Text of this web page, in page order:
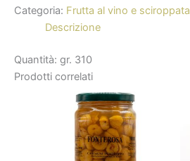
Categoria: Frutta al vino e sciroppata
Descrizione
Quantità: gr. 310
Prodotti correlati